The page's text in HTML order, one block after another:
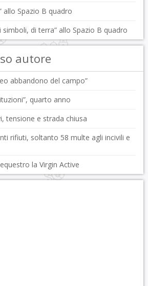
allo Spazio B quadro
simboli, di terra” allo Spazio B quadro
autore
abbandono del campo”
quarto anno
tensione e strada chiusa
rifiuti, soltanto 58 multe agli incivili e
la Virgin Active